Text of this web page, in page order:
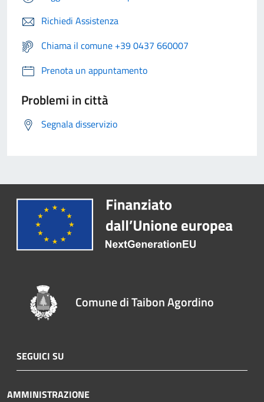
Richiedi Assistenza
Chiama il comune +39 0437 660007
Prenota un appuntamento
Problemi in città
Segnala disservizio
Comune di Taibon Agordino
SEGUICI SU
AMMINISTRAZIONE